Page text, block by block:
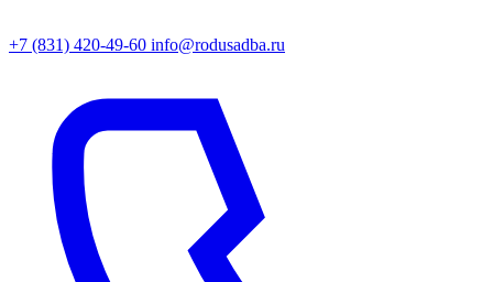
+7 (831) 420-49-60 info@rodusadba.ru